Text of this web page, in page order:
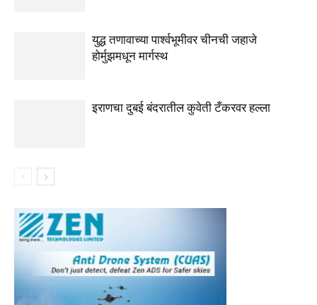
युद्ध तणावाच्या पार्श्वभूमीवर चीनची जहाजे
होर्मुझमधून मार्गस्थ
इराणचा दुबई बंदरातील कुवेती टँकरवर हल्ला